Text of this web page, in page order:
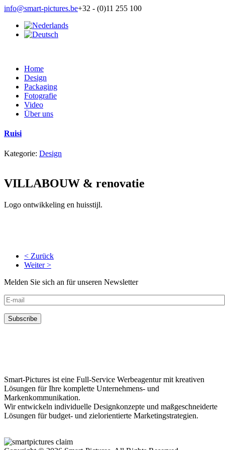
info@smart-pictures.be+32 - (0)11 255 100
Home
Design
Packaging
Fotografie
Video
Über uns
Ruisi
Kategorie: Design
VILLABOUW & renovatie
Logo ontwikkeling en huisstijl.
< Zurück
Weiter >
Melden Sie sich an für unseren Newsletter
Smart-Pictures ist eine Full-Service Werbeagentur mit kreativen
Lösungen für Ihre komplette Unternehmens- und
Markenkommunikation.
Wir entwickeln individuelle Designkonzepte und maßgeschneiderte
Lösungen für budget- und zielorientierte Marketingstrategien.